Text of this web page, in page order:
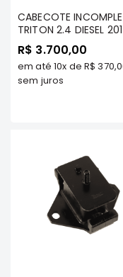
ASX
L200
Triton
e
CABECOTE
TRITON 2.4 DIESEL
PAJERO SPORT 2.4
2017/.. (MOTOR 4N15)
MTCB644
R$ 3.700,00
em até 10x de R$
sem juros